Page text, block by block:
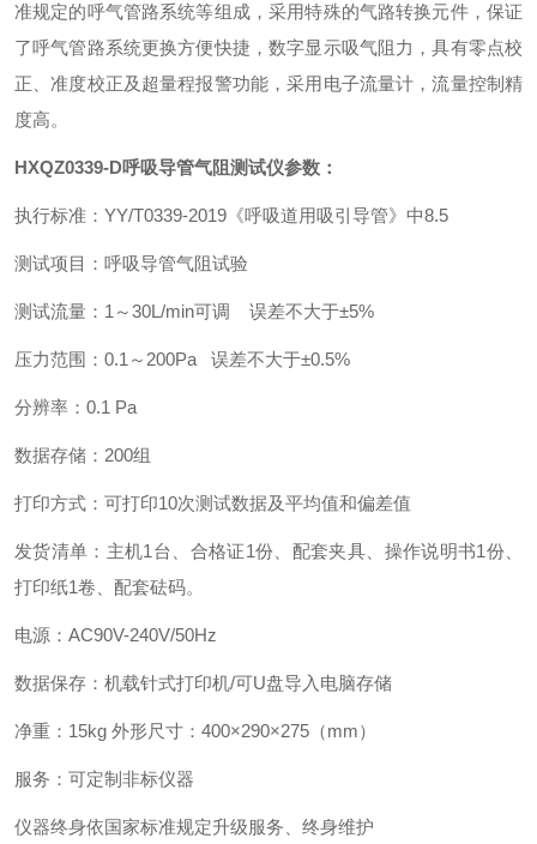
准规定的呼气管路系统等组成，采用特殊的气路转换元件，保证
了呼气管路系统更换方便快捷，数字显示吸气阻力，具有零点校
正、准度校正及超量程报警功能，采用电子流量计，流量控制精
度高。
HXQZ0339-D呼吸导管气阻测试仪参数：
执行标准：YY/T0339-2019《呼吸道用吸引导管》中8.5
测试项目：呼吸导管气阻试验
测试流量：1～30L/min可调 误差不大于±5%
压力范围：0.1～200Pa 误差不大于±0.5%
分辨率：0.1 Pa
数据存储：200组
打印方式：可打印10次测试数据及平均值和偏差值
发货清单：主机1台、合格证1份、配套夹具、操作说明书1份、
打印纸1卷、配套砝码。
电源：AC90V-240V/50Hz
数据保存：机载针式打印机/可U盘导入电脑存储
净重：15kg 外形尺寸：400×290×275（mm）
服务：可定制非标仪器
仪器终身依国家标准规定升级服务、终身维护